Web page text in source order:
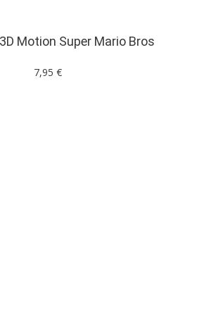
Motion Super Mario Bros
7,95 €